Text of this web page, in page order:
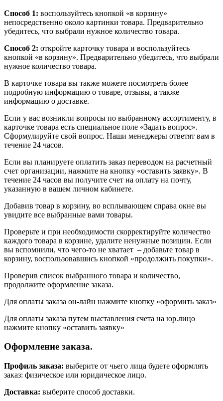
Способ 1: воспользуйтесь кнопкой «в корзину»
непосредственно около картинки товара. Предварительно
убедитесь, что выбрали нужное количество товара.
Способ 2: откройте карточку товара и воспользуйтесь
кнопкой «в корзину». Предварительно убедитесь, что выбрали
нужное количество товара.
В карточке товара вы также можете посмотреть более
подробную информацию о товаре, отзывы, а также
информацию о доставке.
Если у вас возникли вопросы по выбранному ассортименту, в
карточке товара есть специальное поле «Задать вопрос».
Сформулируйте свой вопрос. Наши менеджеры ответят вам в
течение 24 часов.
Если вы планируете оплатить заказ переводом на расчетный
счет организации, нажмите на кнопку «оставить заявку». В
течение 24 часов вы получите счет на оплату на почту,
указанную в вашем личном кабинете.
Добавив товар в корзину, во всплывающем справа окне вы
увидите все выбранные вами товары.
Проверьте и при необходимости скорректируйте количество
каждого товара в корзине, удалите ненужные позиции. Если
вы вспомнили, что чего-то не хватает – добавьте товар в
корзину, воспользовавшись кнопкой «продолжить покупки».
Проверив список выбранного товара и количество,
продолжите оформление заказа.
Для оплаты заказа он-лайн нажмите кнопку «оформить заказ»
Для оплаты заказа путем выставления счета на юр.лицо
нажмите кнопку «оставить заявку»
Оформление заказа.
Профиль заказа: выберите от чьего лица будете оформлять
заказ: физическое или юридическое лицо.
Доставка: выберите способ доставки.